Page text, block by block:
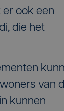
ook een
die het
van
kunnen